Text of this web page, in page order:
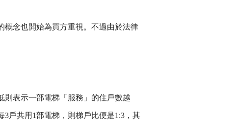
概念也開始為買方重視。不過由於法律
則表示一部電梯「服務」的住戶數越
戶共用1部電梯，則梯戶比便是1:3，其